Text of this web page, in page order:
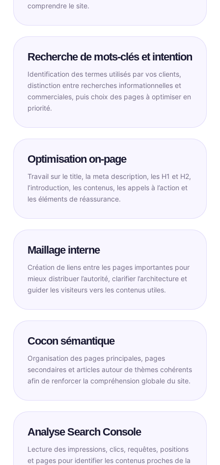
comprendre le site.
Recherche de mots-clés et intention
Identification des termes utilisés par vos clients,
distinction entre recherches informationnelles et
commerciales, puis choix des pages à optimiser en
priorité.
Optimisation on-page
Travail sur le title, la meta description, les H1 et H2,
l’introduction, les contenus, les appels à l’action et
les éléments de réassurance.
Maillage interne
Création de liens entre les pages importantes pour
mieux distribuer l’autorité, clarifier l’architecture et
guider les visiteurs vers les contenus utiles.
Cocon sémantique
Organisation des pages principales, pages
secondaires et articles autour de thèmes cohérents
afin de renforcer la compréhension globale du site.
Analyse Search Console
Lecture des impressions, clics, requêtes, positions
et pages pour identifier les contenus proches de la